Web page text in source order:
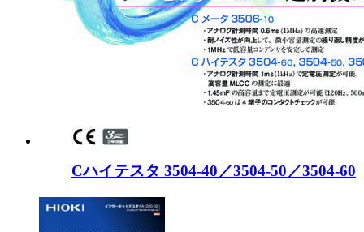
Cハイテスタ 3504-40／3504-50／3504-60